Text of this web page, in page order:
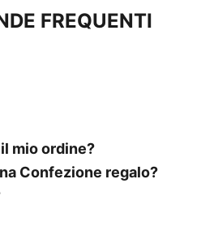
FREQUENTI
mio ordine?
Confezione regalo?